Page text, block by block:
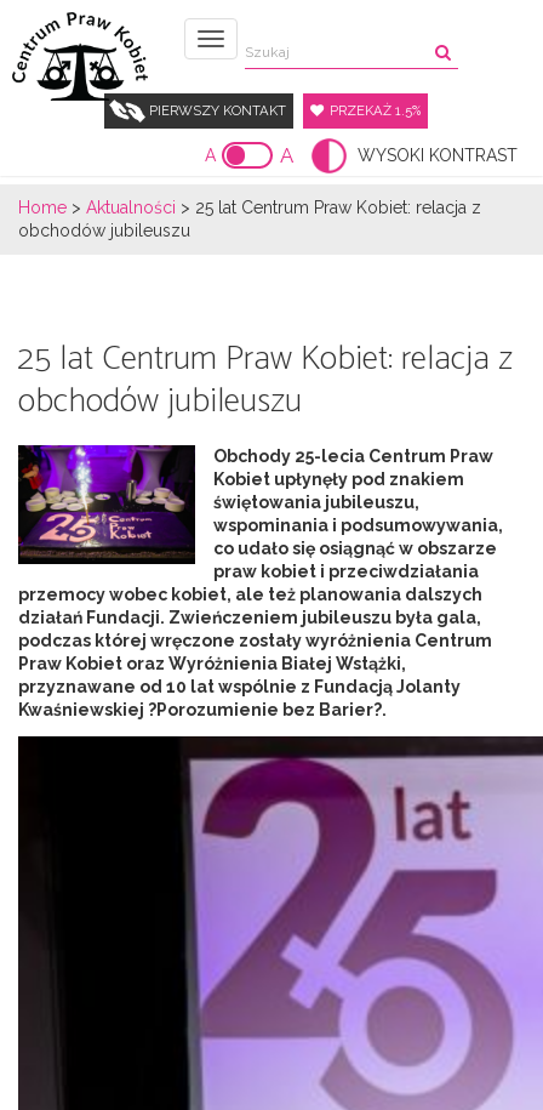
Menu
PIERWSZY KONTAKT PRZEKAŻ 1.5%
A A WYSOKI KONTRAST
Home > Aktualności > 25 lat Centrum Praw Kobiet: relacja z
obchodów jubileuszu
25 lat Centrum Praw Kobiet: relacja z
obchodów jubileuszu
Obchody 25-lecia Centrum Praw
Kobiet upłynęły pod znakiem
świętowania jubileuszu,
wspominania i podsumowywania,
co udało się osiągnąć w obszarze
praw kobiet i przeciwdziałania
przemocy wobec kobiet, ale też planowania dalszych
działań Fundacji. Zwieńczeniem jubileuszu była gala,
podczas której wręczone zostały wyróżnienia Centrum
Praw Kobiet oraz Wyróżnienia Białej Wstążki,
przyznawane od 10 lat wspólnie z Fundacją Jolanty
Kwaśniewskiej ?Porozumienie bez Barier?.